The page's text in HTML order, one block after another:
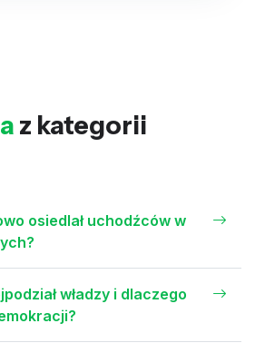
z kategorii
osiedlał uchodźców w
władzy i dlaczego